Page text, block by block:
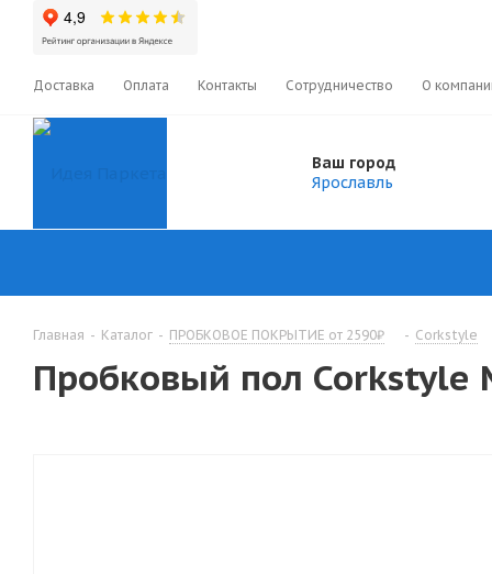
Доставка Оплата Контакты Сотрудничество О
Ваш город
Ярославль
Главная - Каталог - ПРОБКОВОЕ ПОКРЫТИЕ от 2590₽ - Corkstyle
Пробковый пол Corkstyle